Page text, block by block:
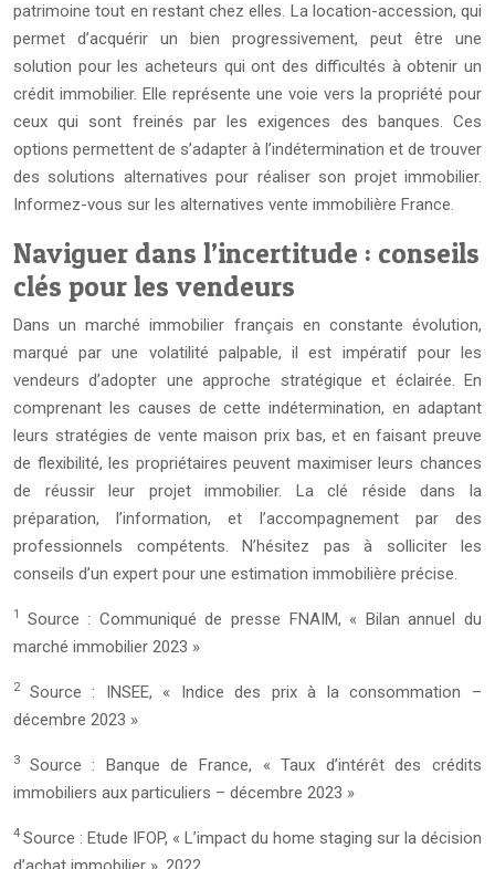
patrimoine tout en restant chez elles. La location-accession, qui
permet d’acquérir un bien progressivement, peut être une
solution pour les acheteurs qui ont des difficultés à obtenir un
crédit immobilier. Elle représente une voie vers la propriété pour
ceux qui sont freinés par les exigences des banques. Ces
options permettent de s’adapter à l’indétermination et de trouver
des solutions alternatives pour réaliser son projet immobilier.
Informez-vous sur les alternatives vente immobilière France.
Naviguer dans l’incertitude : conseils
clés pour les vendeurs
Dans un marché immobilier français en constante évolution,
marqué par une volatilité palpable, il est impératif pour les
vendeurs d’adopter une approche stratégique et éclairée. En
comprenant les causes de cette indétermination, en adaptant
leurs stratégies de vente maison prix bas, et en faisant preuve
de flexibilité, les propriétaires peuvent maximiser leurs chances
de réussir leur projet immobilier. La clé réside dans la
préparation, l’information, et l’accompagnement par des
professionnels compétents. N’hésitez pas à solliciter les
conseils d’un expert pour une estimation immobilière précise.
1 Source : Communiqué de presse FNAIM, « Bilan annuel du
marché immobilier 2023 »
2 Source : INSEE, « Indice des prix à la consommation –
décembre 2023 »
3 Source : Banque de France, « Taux d’intérêt des crédits
immobiliers aux particuliers – décembre 2023 »
4 Source : Etude IFOP, « L’impact du home staging sur la décision